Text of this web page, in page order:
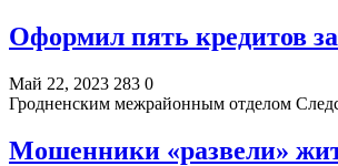
Оформил пять кредитов
Май 22, 2023 283 0
Гродненским межрайонным отделом
Мошенники «развели»